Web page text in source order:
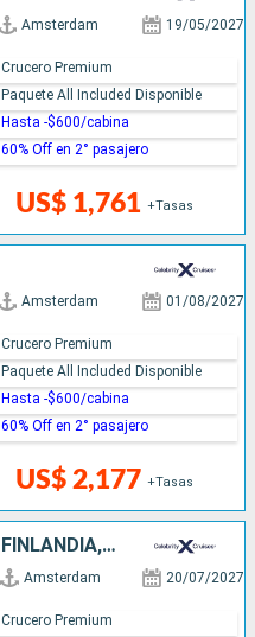
Amsterdam 19/05/2027
US$ 1,761 +Tasas
Crucero Premium
Paquete All Included Disponible
Hasta -$600/cabina
60% Off en 2° pasajero
Amsterdam 01/08/2027
US$ 2,177 +Tasas
Crucero Premium
Paquete All Included Disponible
Hasta -$600/cabina
60% Off en 2° pasajero
NORUEGA, SUECIA, ESTONIA, FINLANDIA, DINAMARCA, PAISES BAJOS
Amsterdam 20/07/2027
Crucero Premium